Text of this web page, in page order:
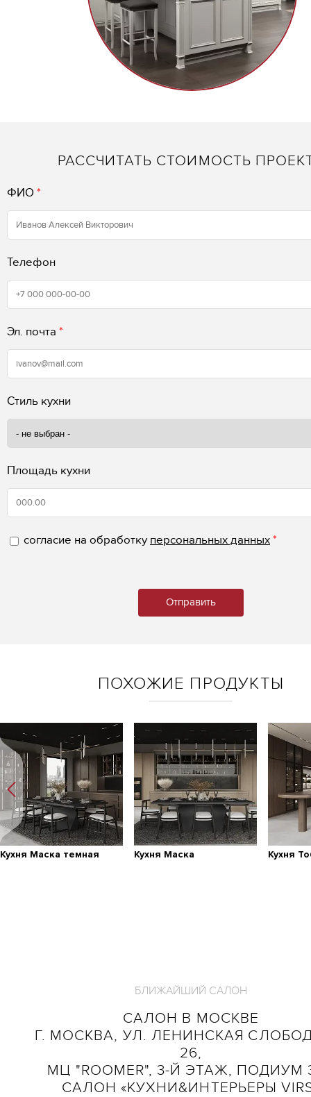
РАССЧИТАТЬ СТОИМОСТЬ
ФИО *
Телефон
Эл. почта *
Стиль кухни
Площадь кухни
согласие на обработку персональных данных*
ПОХОЖИЕ ПРОДУКТЫ
Кухня Маска темная Кухня Маска Кухня
БЛИЖАЙШИЙ САЛОН
САЛОН В МОСКВЕ
Г. МОСКВА, УЛ. ЛЕНИНСКАЯ
26,
МЦ "ROOMER", 3-Й ЭТАЖ, ПОДИУМ
САЛОН «КУХНИ&ИНТЕРЬЕРЫ